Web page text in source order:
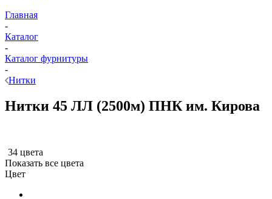
Главная
-
Каталог
-
Каталог фурнитуры
-
Нитки
Нитки 45 ЛЛ (2500м) ПНК им. Кирова
34 цвета
Показать все цвета
Цвет